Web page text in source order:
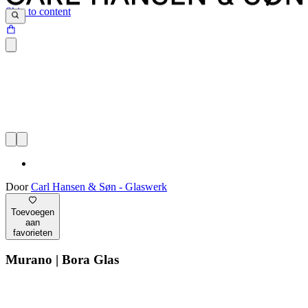
Skip to content
DoorCarl Hansen & Søn - Glaswerk
Toevoegen
aan
favorieten
Murano | Bora Glas